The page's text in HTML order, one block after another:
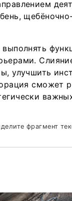
улучшить
сможет
фрагмент